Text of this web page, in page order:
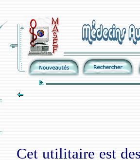
Cet utilitaire est